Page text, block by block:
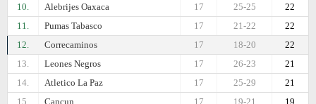
10.
Alebrijes Oaxaca 22
25-25
17
11.
Pumas Tabasco 22
21-22
17
12.
Correcaminos 22
18-20
17
13.
Leones Negros 21
26-23
17
14.
Atletico La Paz 21
25-29
17
15.
Cancun 19
19-21
17